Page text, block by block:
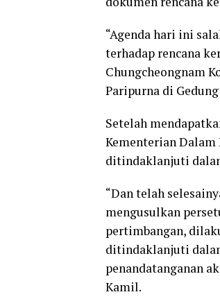
“Agenda hari ini
terhadap rencana
Chungcheongnam
Paripurna di Gedung
Setelah
Kementerian Dalam
ditindaklanjuti
“Dan telah
mengusulkan
pertimbangan,
ditindaklanjuti
penandatanganan
Kamil.